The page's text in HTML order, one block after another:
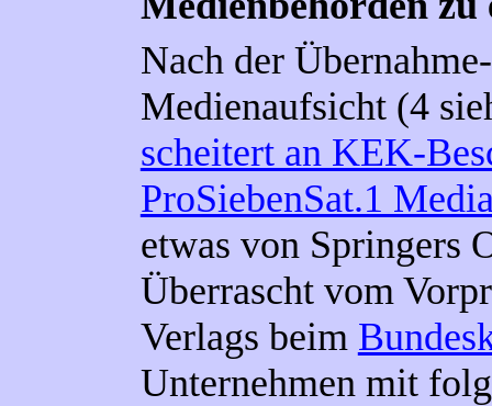
Nach der
Medienaufsicht (4
scheitert an KEK-
ProSiebenSat.1
etwas von Springers
Überrascht vom
Verlags beim
Unternehmen mit